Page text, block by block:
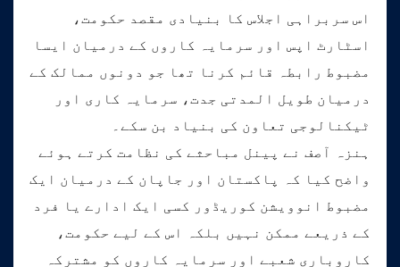
اس سربراہی اجلاس کا بنیادی مقصد حکومت،
اسٹارٹ اپس اور سرمایہ کاروں کے درمیان ایسا
مضبوط رابطہ قائم کرنا تھا جو دونوں ممالک کے
درمیان طویل المدتی جدت، سرمایہ کاری اور
ٹیکنالوجی تعاون کی بنیاد بن سکے۔
ہنزہ آصف نے پینل مباحثے کی نظامت کرتے ہوئے
واضح کیا کہ پاکستان اور جاپان کے درمیان ایک
مضبوط انوویشن کوریڈور کسی ایک ادارے یا فرد
کے ذریعے ممکن نہیں بلکہ اس کے لیے حکومت،
کاروباری شعبے اور سرمایہ کاروں کو مشترکہ